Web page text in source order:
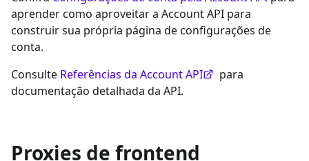
aprender como aproveitar a Account API para
construir sua própria página de configurações de
conta.
Consulte Referências da Account API
para
documentação detalhada da API.
Proxies de frontend